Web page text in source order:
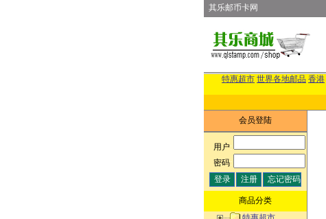
其乐邮币卡网
特惠超市 世界各地邮品 香港
会员登陆
用户:
密码:
商品分类